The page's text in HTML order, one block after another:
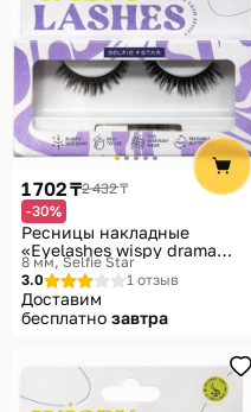
1 702 ₸2 432 ₸
-30%
Ресницы накладные
«Eyelashes wispy drama
queen»
8 мм Selfie Star
3.0
1 отзыв
Доставим
бесплатно завтра